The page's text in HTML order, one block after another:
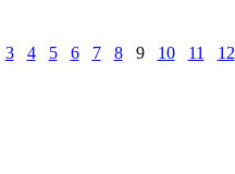
3 4 5 6 7 8 9 10 11 12